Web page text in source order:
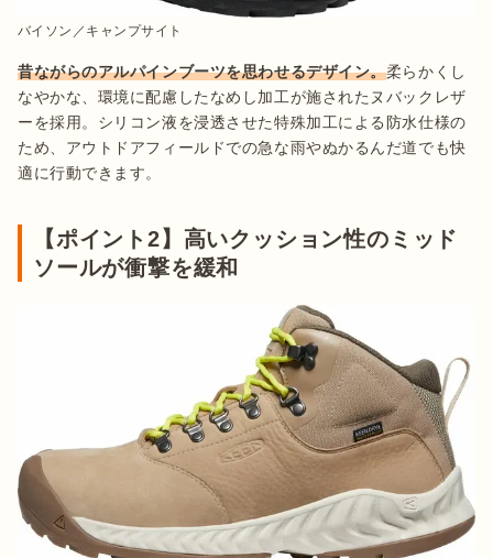
バイソン／キャンプサイト
昔ながらのアルパインブーツを思わせるデザイン。柔らかくし
なやかな、環境に配慮したなめし加工が施されたヌバックレザ
ーを採用。シリコン液を浸透させた特殊加工による防水仕様の
ため、アウトドアフィールドでの急な雨やぬかるんだ道でも快
適に行動できます。
【ポイント2】高いクッション性のミッド
ソールが衝撃を緩和